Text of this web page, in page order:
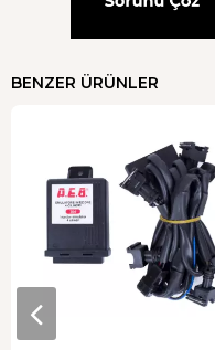
BENZER ÜRÜNLER